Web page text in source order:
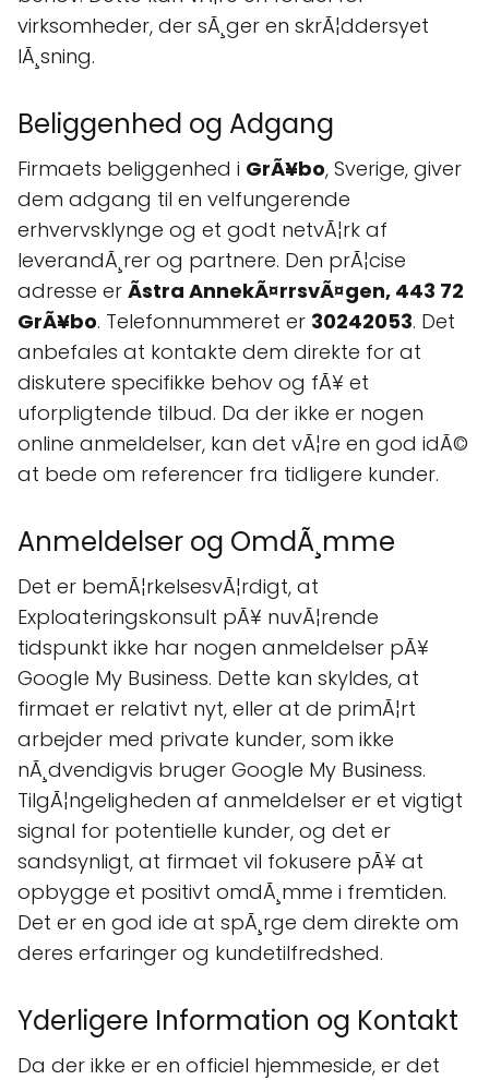
virksomheder, der sÃ¸ger en skrÃ¦ddersyet
lÃ¸sning.
Beliggenhed og Adgang
Firmaets beliggenhed i GrÃ¥bo, Sverige, giver
dem adgang til en velfungerende
erhvervsklynge og et godt netvÃ¦rk af
leverandÃ¸rer og partnere. Den prÃ¦cise
adresse er Ãstra AnnekÃ¤rrsvÃ¤gen, 443 72
GrÃ¥bo. Telefonnummeret er 30242053. Det
anbefales at kontakte dem direkte for at
diskutere specifikke behov og fÃ¥ et
uforpligtende tilbud. Da der ikke er nogen
online anmeldelser, kan det vÃ¦re en god idÃ©
at bede om referencer fra tidligere kunder.
Anmeldelser og OmdÃ¸mme
Det er bemÃ¦rkelsesvÃ¦rdigt, at
Exploateringskonsult pÃ¥ nuvÃ¦rende
tidspunkt ikke har nogen anmeldelser pÃ¥
Google My Business. Dette kan skyldes, at
firmaet er relativt nyt, eller at de primÃ¦rt
arbejder med private kunder, som ikke
nÃ¸dvendigvis bruger Google My Business.
TilgÃ¦ngeligheden af anmeldelser er et vigtigt
signal for potentielle kunder, og det er
sandsynligt, at firmaet vil fokusere pÃ¥ at
opbygge et positivt omdÃ¸mme i fremtiden.
Det er en god ide at spÃ¸rge dem direkte om
deres erfaringer og kundetilfredshed.
Yderligere Information og Kontakt
Da der ikke er en officiel hjemmeside, er det